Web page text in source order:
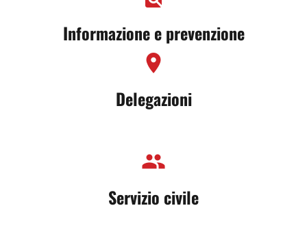
Informazione e prevenzione
location_on
Delegazioni
group
Servizio civile